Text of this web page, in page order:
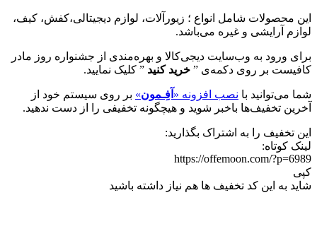
این محصولات شامل انواع ؛ زیورآلات، لوازم دیجیتالی،کفش، کیف،
لوازم آرایشی و غیره می‌باشد.
برای ورود به وب‌سایت دیجی‌کالا و بهره‌مندی از جشنواره روز مادر
کافیست بر روی دکمه‌ی ” خرید کنید ” کلیک نمایید.
شما می‌توانید با نصب افزونه « آفِـمون» بر روی سیستم خود از
آخرین تخفیف‌ها باخبر شوید و هیچگونه تخفیفی را از دست ندهید.
این تخفیف را به اشتراک بگذارید:
لینک کوتاه:
https://offemoon.com/?p=6989
کپی
شاید به این کد تخفیف ها هم نیاز داشته باشید